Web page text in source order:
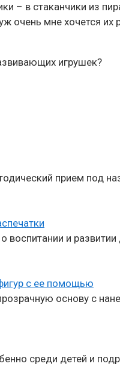
– в стаканчики из
мне хочется их
игрушек?
прием под
и развитии
с ее помощью
основу с
среди детей и